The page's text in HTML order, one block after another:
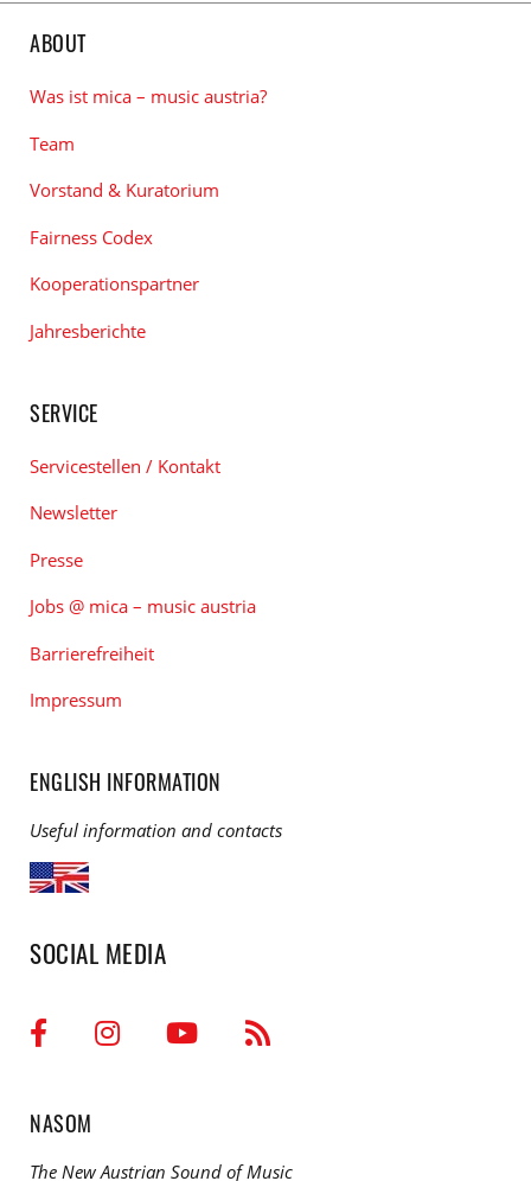
ABOUT
Was ist mica – music austria?
Team
Vorstand & Kuratorium
Fairness Codex
Kooperationspartner
Jahresberichte
SERVICE
Servicestellen / Kontakt
Newsletter
Presse
Jobs @ mica – music austria
Barrierefreiheit
Impressum
ENGLISH INFORMATION
Useful information and contacts
SOCIAL MEDIA
NASOM
The New Austrian Sound of Music